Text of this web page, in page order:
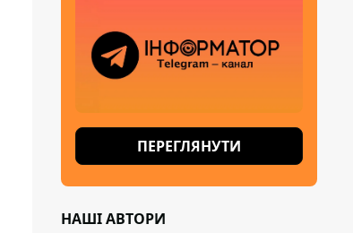
ПЕРЕГЛЯНУТИ
НАШІ АВТОРИ